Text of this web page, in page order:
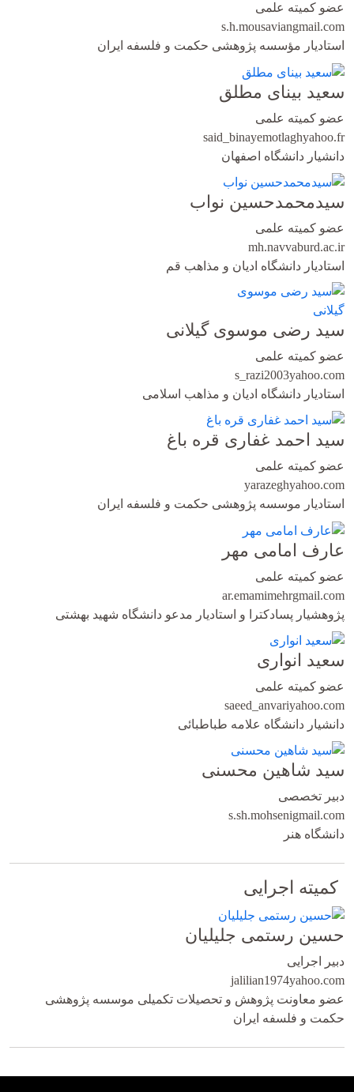
عضو کمیته علمی
s.h.mousaviangmail.com
استادیار مؤسسه پژوهشی حکمت و فلسفه ایران
سعید بینای مطلق
عضو کمیته علمی
said_binayemotlaghyahoo.fr
دانشیار دانشگاه اصفهان
سیدمحمدحسین نواب
عضو کمیته علمی
mh.navvaburd.ac.ir
استادیار دانشگاه ادیان و مذاهب قم
سید رضی موسوی گیلانی
عضو کمیته علمی
s_razi2003yahoo.com
استادیار دانشگاه ادیان و مذاهب اسلامی
سید احمد غفاری قره باغ
عضو کمیته علمی
yarazeghyahoo.com
استادیار موسسه پژوهشی حکمت و فلسفه ایران
عارف امامی مهر
عضو کمیته علمی
ar.emamimehrgmail.com
پژوهشیار پسادکترا و استادیار مدعو دانشگاه شهید بهشتی
سعید انواری
عضو کمیته علمی
saeed_anvariyahoo.com
دانشیار دانشگاه علامه طباطبائی
سید شاهین محسنی
دبیر تخصصی
s.sh.mohsenigmail.com
دانشگاه هنر
کمیته اجرایی
حسین رستمی جلیلیان
دبیر اجرایی
jalilian1974yahoo.com
عضو معاونت پژوهش و تحصیلات تکمیلی موسسه پژوهشی
حکمت و فلسفه ایران